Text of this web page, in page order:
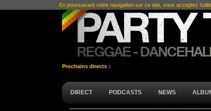
Prochains directs :
DIRECT PODCASTS NEWS
En poursuivant votre navigation sur ce site, vous acceptez